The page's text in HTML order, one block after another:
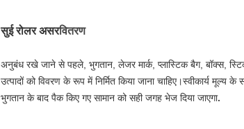
सुई रोलर असरवितरण
अनुबंध रखे जाने से पहले, भुगतान, लेजर मार्क, प्लास्टिक बैग, बॉक्स,
उत्पादों को विवरण के रूप में निर्मित किया जाना चाहिए।स्वीकार्य मूल्य
भुगतान के बाद पैक किए गए सामान को सही जगह भेज दिया जाएगा.